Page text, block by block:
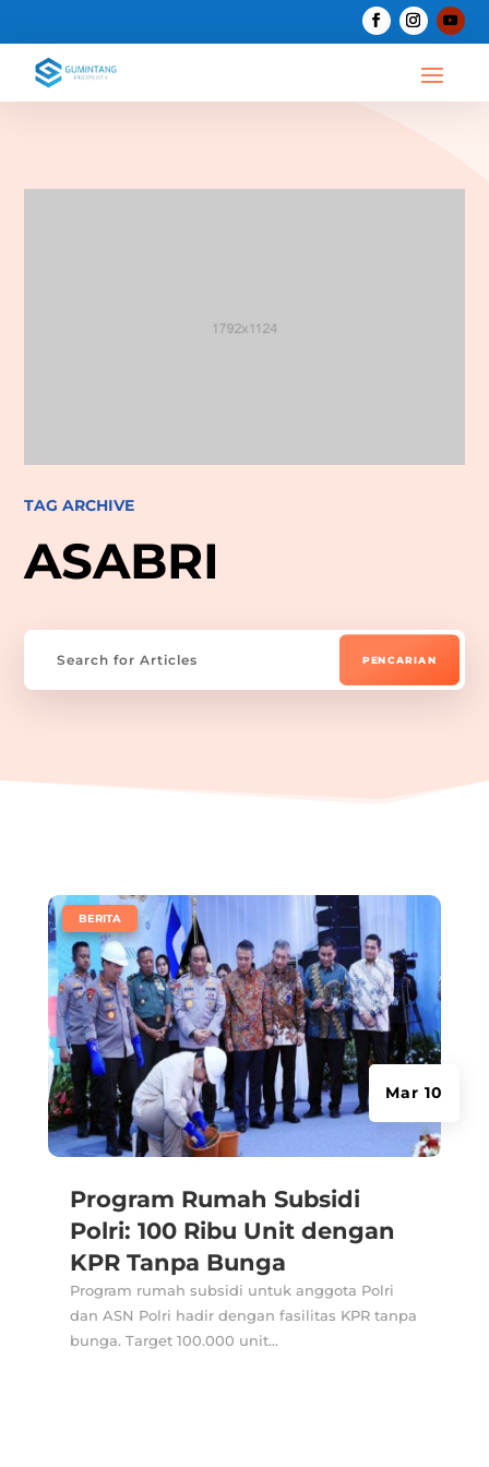
TAG ARCHIVE
ASABRI
Program Rumah Subsidi
Polri: 100 Ribu Unit dengan
KPR Tanpa Bunga
Mar 10
BERITA
Program rumah subsidi untuk anggota Polri
dan ASN Polri hadir dengan fasilitas KPR tanpa
bunga. Target 100.000 unit...